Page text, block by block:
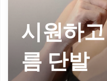
시원하
름 단발